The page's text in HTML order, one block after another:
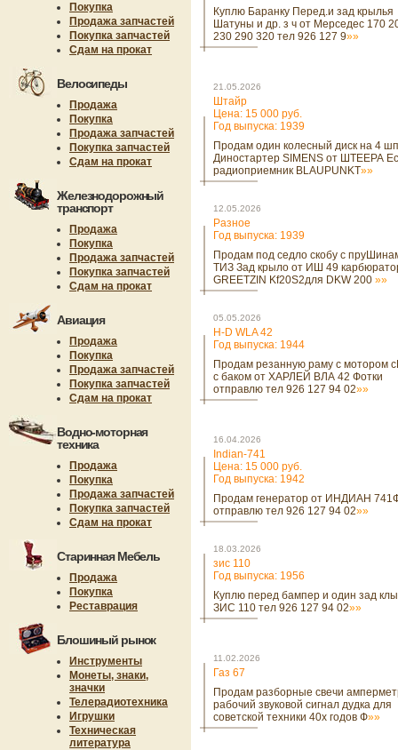
Покупка
Продажа запчастей
Покупка запчастей
Сдам на прокат
Велосипеды
Продажа
Покупка
Продажа запчастей
Покупка запчастей
Сдам на прокат
Железнодорожный
транспорт
Продажа
Покупка
Продажа запчастей
Покупка запчастей
Сдам на прокат
Авиация
Продажа
Покупка
Продажа запчастей
Покупка запчастей
Сдам на прокат
Водно-моторная
техника
Продажа
Покупка
Продажа запчастей
Покупка запчастей
Сдам на прокат
Старинная Мебель
Продажа
Покупка
Реставрация
Блошиный рынок
Инструменты
Монеты, знаки,
значки
Телерадиотехника
Игрушки
Техническая
литература
Куплю Баранку Перед.и зад крылья
Шатуны и др. з ч от Мерседес 170
230 290 320 тел 926 127 9»»
21.05.2026
Штайр
Цена: 15 000 руб.
Год выпуска: 1939
Продам один колесный диск на 4
Диностартер SIMENS от ШТЕЕРА
радиоприемник BLAUPUNKT»»
12.05.2026
Разное
Год выпуска: 1939
Продам под седло скобу с
ТИЗ Зад крыло от ИШ 49
GREETZIN Kf20S2для DKW 200 »»
05.05.2026
H-D WLA 42
Год выпуска: 1944
Продам резанную раму с мотором
с баком от ХАРЛЕЙ ВЛА 42 Фотки
отправлю тел 926 127 94 02»»
16.04.2026
Indian-741
Цена: 15 000 руб.
Год выпуска: 1942
Продам генератор от ИНДИАН
отправлю тел 926 127 94 02»»
18.03.2026
зис 110
Год выпуска: 1956
Куплю перед бампер и один зад
ЗИС 110 тел 926 127 94 02»»
11.02.2026
Газ 67
Продам разборные свечи
рабочий звуковой сигнал дудка для
советской техники 40х годов Ф»»